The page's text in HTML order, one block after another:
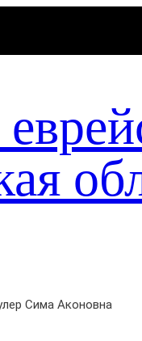
Сима Аконовна